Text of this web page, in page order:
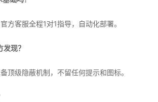
方客服全程1对1指导，自动化部署。
现？
顶级隐蔽机制，不留任何提示和图标。